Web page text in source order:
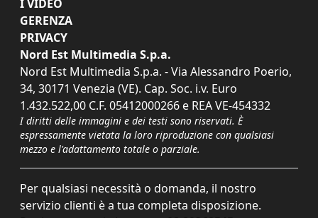
I VIDEO
GERENZA
PRIVACY
Nord Est Multimedia S.p.a.
Nord Est Multimedia S.p.a. - Via Alessandro Poerio,
34, 30171 Venezia (VE). Cap. Soc. i.v. Euro
1.432.522,00 C.F. 05412000266 e REA VE-454332
I diritti delle immagini e dei testi sono riservati. È
espressamente vietata la loro riproduzione con qualsiasi
mezzo e l'adattamento totale o parziale.
Per qualsiasi necessità o domanda, il nostro
servizio clienti è a tua completa disposizione.